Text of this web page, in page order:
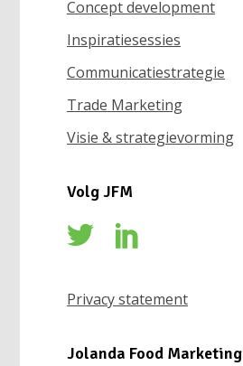
Concept development
Inspiratiesessies
Communicatiestrategie
Trade Marketing
Visie & strategievorming
Volg JFM
Privacy statement
Jolanda Food Marketing